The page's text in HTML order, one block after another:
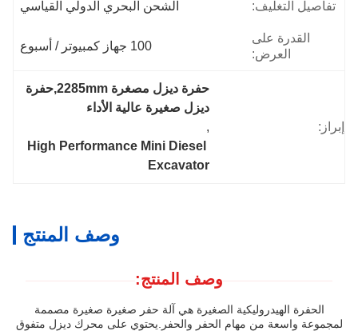
تفاصيل التغليف: الشحن البحري الدولي القياسي
القدرة على
العرض:
100 جهاز كمبيوتر / أسبوع
إبراز:
حفرة ديزل مصغرة 2285mm,حفرة
ديزل صغيرة عالية الأداء
,
High Performance Mini Diesel
Excavator
وصف المنتج
وصف المنتج:
الحفرة الهيدروليكية الصغيرة هي آلة حفر صغيرة صغيرة مصممة
لمجموعة واسعة من مهام الحفر والحفر.يحتوي على محرك ديزل متفوق